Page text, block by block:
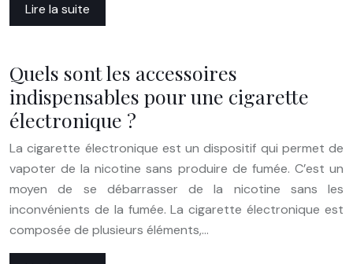
Lire la suite
Quels sont les accessoires
indispensables pour une cigarette
électronique ?
La cigarette électronique est un dispositif qui permet de
vapoter de la nicotine sans produire de fumée. C’est un
moyen de se débarrasser de la nicotine sans les
inconvénients de la fumée. La cigarette électronique est
composée de plusieurs éléments,…